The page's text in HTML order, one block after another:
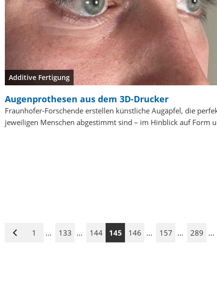
Additive Fertigung
Augenprothesen aus dem 3D-Drucker
Fraunhofer-Forschende erstellen künstliche Augäpfel, die
jeweiligen Menschen abgestimmt sind – im Hinblick auf Form
Vorige
1 … 133 … 144 145 146 … 157 … 289 …